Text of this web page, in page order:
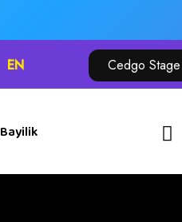
EN Cedgo Stage
Bayilik